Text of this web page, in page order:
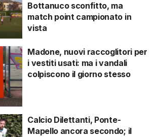
Bottanuco sconfitto, ma
match point campionato in
vista
Madone, nuovi raccoglitori per
i vestiti usati: ma i vandali
colpiscono il giorno stesso
Calcio Dilettanti, Ponte-
Mapello ancora secondo; il